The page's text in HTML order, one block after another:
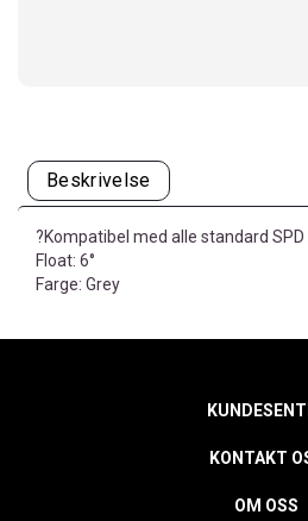
Beskrivelse
?Kompatibel med alle standard SPD
Float: 6°
Farge: Grey
KONTAKT
OM OSS